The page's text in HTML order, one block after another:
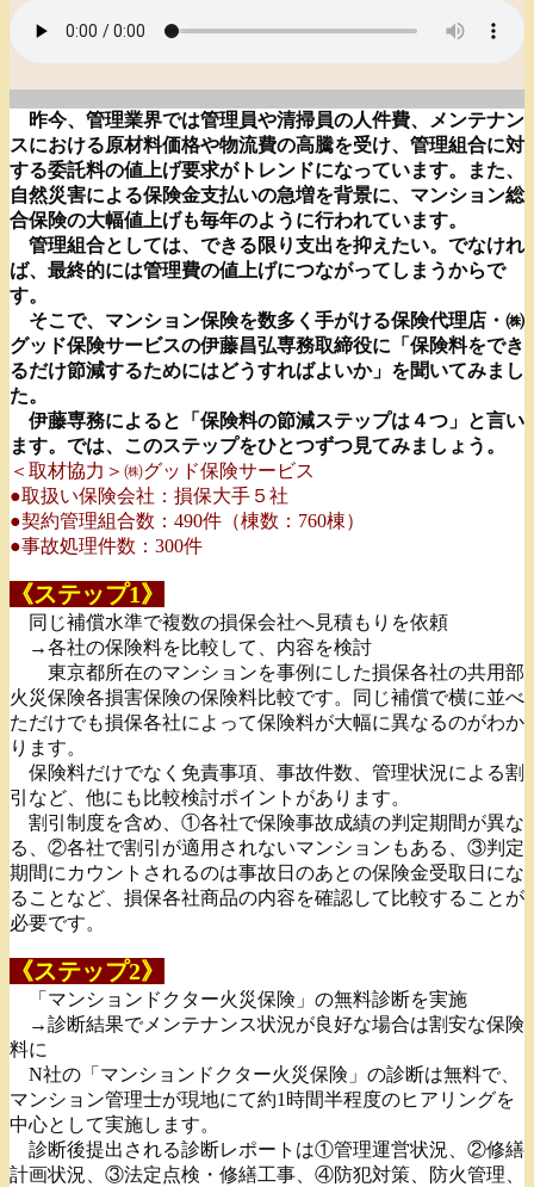
昨今、管理業界では管理員や清掃員の人件費、メンテナン
スにおける原材料価格や物流費の高騰を受け、管理組合に対
する委託料の値上げ要求がトレンドになっています。また、
自然災害による保険金支払いの急増を背景に、マンション総
合保険の大幅値上げも毎年のように行われています。
管理組合としては、できる限り支出を抑えたい。でなけれ
ば、最終的には管理費の値上げにつながってしまうからで
す。
そこで、マンション保険を数多く手がける保険代理店・㈱
グッド保険サービスの伊藤昌弘専務取締役に「保険料をでき
るだけ節減するためにはどうすればよいか」を聞いてみまし
た。
伊藤専務によると「保険料の節減ステップは４つ」と言い
ます。では、このステップをひとつずつ見てみましょう。
＜取材協力＞㈱グッド保険サービス
●取扱い保険会社：損保大手５社
●契約管理組合数：490件（棟数：760棟）
●事故処理件数：300件
《ステップ1》
同じ補償水準で複数の損保会社へ見積もりを依頼
→各社の保険料を比較して、内容を検討
東京都所在のマンションを事例にした損保各社の共用部
火災保険各損害保険の保険料比較です。同じ補償で横に並べ
ただけでも損保各社によって保険料が大幅に異なるのがわか
ります。
保険料だけでなく免責事項、事故件数、管理状況による割
引など、他にも比較検討ポイントがあります。
割引制度を含め、①各社で保険事故成績の判定期間が異な
る、②各社で割引が適用されないマンションもある、③判定
期間にカウントされるのは事故日のあとの保険金受取日にな
ることなど、損保各社商品の内容を確認して比較することが
必要です。
《ステップ2》
「マンションドクター火災保険」の無料診断を実施
→診断結果でメンテナンス状況が良好な場合は割安な保険
料に
N社の「マンションドクター火災保険」の診断は無料で、
マンション管理士が現地にて約1時間半程度のヒアリングを
中心として実施します。
診断後提出される診断レポートは①管理運営状況、②修繕
計画状況、③法定点検・修繕工事、④防犯対策、防火管理、